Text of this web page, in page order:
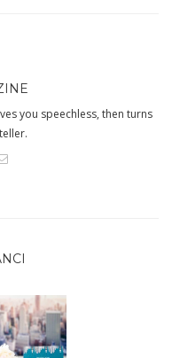
you speechless, then turns